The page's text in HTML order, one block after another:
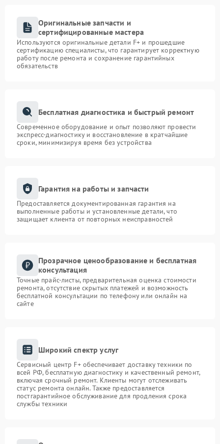
Оригинальные запчасти и
сертифицированные мастера
Используются оригинальные детали F+ и прошедшие
сертификацию специалисты, что гарантирует корректную
работу после ремонта и сохранение гарантийных
обязательств
Бесплатная диагностика и быстрый ремонт
Современное оборудование и опыт позволяют провести
экспресс-диагностику и восстановление в кратчайшие
сроки, минимизируя время без устройства
Гарантия на работы и запчасти
Предоставляется документированная гарантия на
выполненные работы и установленные детали, что
защищает клиента от повторных неисправностей
Прозрачное ценообразование и бесплатная
консультация
Точные прайс-листы, предварительная оценка стоимости
ремонта, отсутствие скрытых платежей и возможность
бесплатной консультации по телефону или онлайн на
сайте
Широкий спектр услуг
Сервисный центр F+ обеспечивает доставку техники по
всей РФ, бесплатную диагностику и качественный ремонт,
включая срочный ремонт. Клиенты могут отслеживать
статус ремонта онлайн. Также предоставляется
постгарантийное обслуживание для продления срока
службы техники